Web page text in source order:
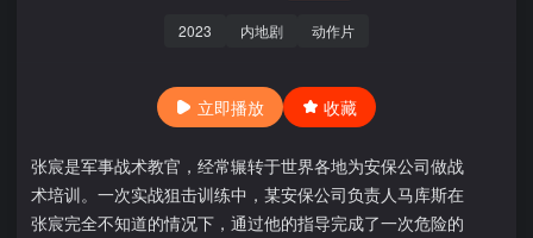
2023 内地剧 动作片
立即播放 收藏
张宸是军事战术教官，经常辗转于世界各地为安保公司做战
术培训。一次实战狙击训练中，某安保公司负责人马库斯在
张宸完全不知道的情况下，通过他的指导完成了一次危险的